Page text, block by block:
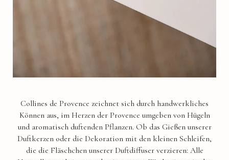
Collines de Provence zeichnet sich durch handwerkliches
Können aus, im Herzen der Provence umgeben von Hügeln
und aromatisch duftenden Pflanzen. Ob das Gießen unserer
Duftkerzen oder die Dekoration mit den kleinen Schleifen,
die die Fläschchen unserer Duftdiffuser verzieren: Alle